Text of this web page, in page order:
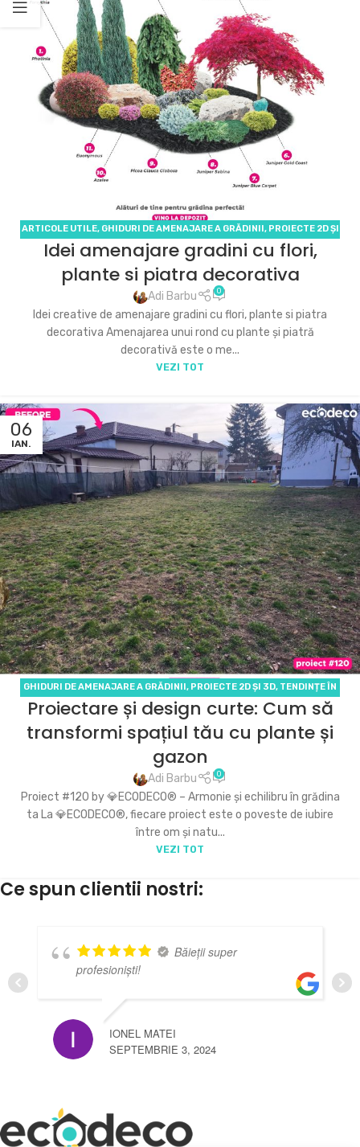
ARTICOLE UTILE, GHIDURI DE AMENAJARE A GRĂDINII , PROIECTE 2D ȘI
3D, SERVICII ECODECO
Idei amenajare gradini cu flori,
plante si piatra decorativa
Adi Barbu 0
Idei creative de amenajare gradini cu flori, plante si piatra
decorativa Amenajarea unui rond cu plante și piatră
decorativă este o me...
VEZI TOT
06
IAN.
GHIDURI DE AMENAJARE A GRĂDINII , PROIECTE 2D ȘI 3D, TENDINȚE ÎN
DESIGNUL GRĂDINILOR
Proiectare și design curte: Cum să
transformi spațiul tău cu plante și
gazon
Adi Barbu 0
Proiect #120 by 💎ECODECO® – Armonie și echilibru în grădina
ta La 💎ECODECO®, fiecare proiect este o poveste de iubire
între om și natu...
VEZI TOT
Ce spun clientii nostri:
Băieții super
IONEL MATEI
SEPTEMBRIE 3, 2024
sunt foarte